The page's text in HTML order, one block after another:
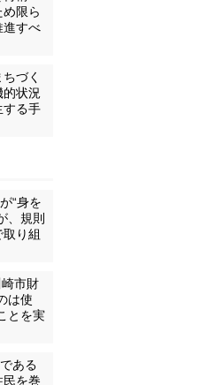
限ら
進すべ
づく
状況
する手
“身を
、規則
り組
市財
は使
とを実
ある
を巻